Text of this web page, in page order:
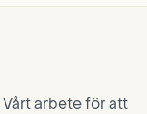
arbete för att